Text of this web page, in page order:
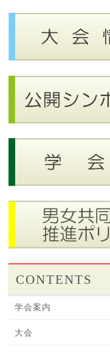
CONTENTS
学会案内
大会